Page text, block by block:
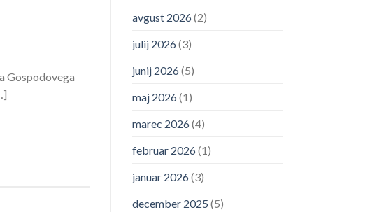
Gospodovega
avgust 2026(2)
julij 2026(3)
junij 2026(5)
maj 2026(1)
marec 2026(4)
februar 2026(1)
januar 2026(3)
december 2025 (5)